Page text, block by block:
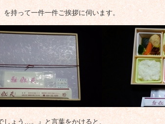
を持って一件一件ご挨拶に伺います。
しょう…。』と言葉をかけると、